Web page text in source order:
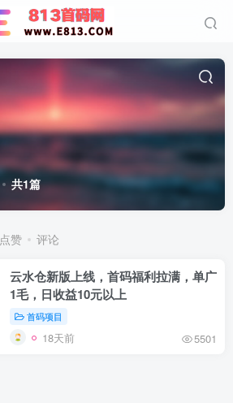
共1篇
点赞 评论
云水仓新版上线，首码福利拉满，单广
1毛，日收益10元以上
首码项目
18天前 5501